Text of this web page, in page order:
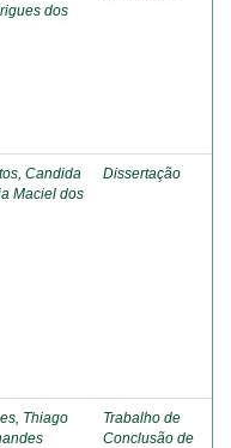
dos
Candida
Maciel dos
Dissertação
Thiago
Trabalho de
Conclusão de